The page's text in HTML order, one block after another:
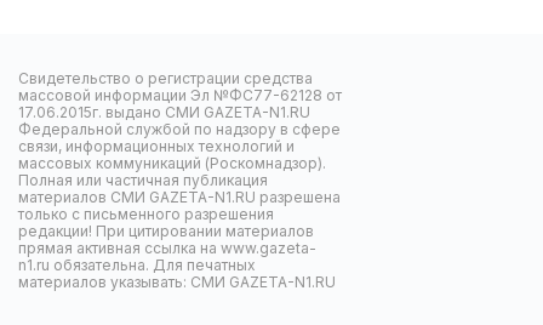
Свидетельство о регистрации средства
массовой информации Эл №ФС77-62128 от
17.06.2015г. выдано СМИ GAZETA-N1.RU
Федеральной службой по надзору в сфере
связи, информационных технологий и
массовых коммуникаций (Роскомнадзор).
Полная или частичная публикация
материалов СМИ GAZETA-N1.RU разрешена
только с письменного разрешения
редакции! При цитировании материалов
прямая активная ссылка на www.gazeta-
n1.ru обязательна. Для печатных
материалов указывать: СМИ GAZETA-N1.RU